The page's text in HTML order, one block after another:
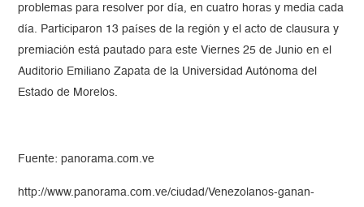
problemas para resolver por día, en cuatro horas y media cada
día. Participaron 13 países de la región y el acto de clausura y
premiación está pautado para este Viernes 25 de Junio en el
Auditorio Emiliano Zapata de la Universidad Autónoma del
Estado de Morelos.
Fuente: panorama.com.ve
http://www.panorama.com.ve/ciudad/Venezolanos-ganan-